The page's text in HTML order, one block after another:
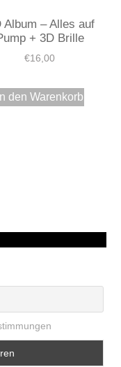
Album – Alles auf
+ 3D Brille
€16,00
In den Warenkorb